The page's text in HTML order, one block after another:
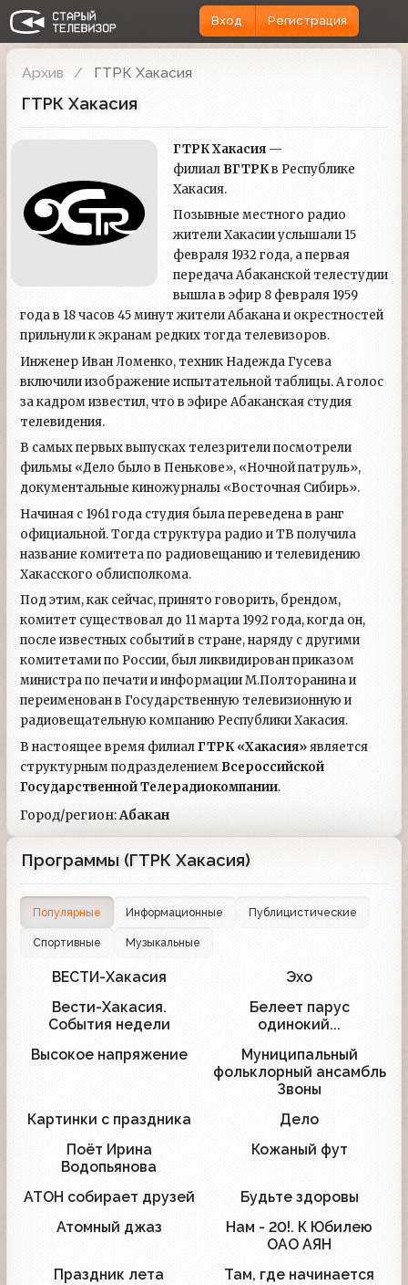
Вход Регистрация
Архив ГТРК Хакасия
ГТРК Хакасия
ГТРК Хакасия —
филиал ВГТРКв Республике
Хакасия.
Позывные местного радио
жители Хакасии услышали 15
февраля 1932 года, а первая
передача Абаканской телестудии
вышла в эфир 8 февраля 1959
года в 18 часов 45 минут жители Абакана и окрестностей
прильнули к экранам редких тогда телевизоров.
Инженер Иван Ломенко, техник Надежда Гусева
включили изображение испытательной таблицы. А голос
за кадром известил, что в эфире Абаканская студия
телевидения.
В самых первых выпусках телезрители посмотрели
фильмы «Дело было в Пенькове», «Ночной патруль»,
документальные киножурналы «Восточная Сибирь».
Начиная с 1961 года студия была переведена в ранг
официальной. Тогда структура радио и ТВ получила
название комитета по радиовещанию и телевидению
Хакасского облисполкома.
Под этим, как сейчас, принято говорить, брендом,
комитет существовал до 11 марта 1992 года, когда он,
после известных событий в стране, наряду с другими
комитетами по России, был ликвидирован приказом
министра по печати и информации М.Полторанина и
переименован в Государственную телевизионную и
радиовещательную компанию Республики Хакасия.
В настоящее время филиалГТРК «Хакасия»является
структурным подразделением Всероссийской
Государственной Телерадиокомпании.
Город/регион:Абакан
Программы (ГТРК Хакасия)
Популярные Информационные Публицистические
Спортивные Музыкальные
ВЕСТИ-Хакасия Эхо
Вести-Хакасия.
События недели
Белеет парус
одинокий...
1
Высокое напряжение
Муниципальный
фольклорный ансамбль
Звоны
1
Картинки с праздника Дело
Поёт Ирина
Водопьянова
Кожаный фут
1
АТОН собирает друзей Будьте здоровы
Атомный джаз 1
Нам - 20!. К Юбилею
ОАО АЯН
Праздник лета 1
Там, где начинается